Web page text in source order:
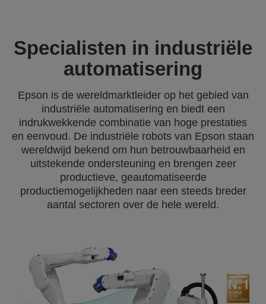
Specialisten in industriële
automatisering
Epson is de wereldmarktleider op het gebied van
industriële automatisering en biedt een
indrukwekkende combinatie van hoge prestaties
en eenvoud. De industriële robots van Epson staan
wereldwijd bekend om hun betrouwbaarheid en
uitstekende ondersteuning en brengen zeer
productieve, geautomatiseerde
productiemogelijkheden naar een steeds breder
aantal sectoren over de hele wereld.